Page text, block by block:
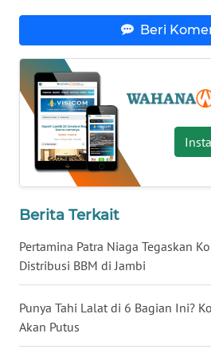
Beri
Berita Terkait
Pertamina Patra Niaga Tegaskan
Distribusi BBM di Jambi
Punya Tahi Lalat di 6 Bagian Ini?
Akan Putus
WN
SULBAR
WN
BABEL
WN
SUMBAR
WN
SUMSEL
WN
BENGKULU